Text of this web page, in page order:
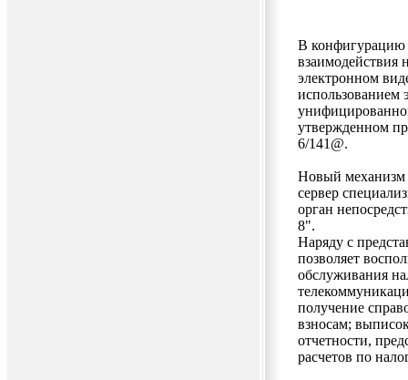
В конфигурацию
взаимодействия
электронном
использованием
утвержденном
6/141@.
Новый механизм
сервер
орган
8".
Наряду с
позволяет
обслуживания
получение
взносам;
отчетности,
расчетов по